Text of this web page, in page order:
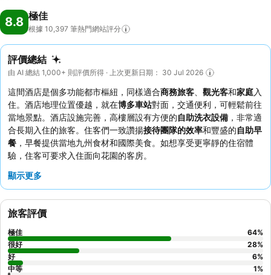
8.8 極佳
根據 10,397 筆熱門網站評分
評價總結
由 AI 總結 1,000+ 則評價所得 · 上次更新日期： 30 Jul 2026
這間酒店是個多功能都市樞紐，同樣適合商務旅客 觀光客和家庭入
住。酒店地理位置優越，就在博多車站對面，交通便利，可輕鬆前往
當地景點。酒店設施完善，高樓層設有方便的自助洗衣設備 ，非常適
合長期入住的旅客。住客們一致讚揚接待團隊的效率和豐盛的自助早
餐 ，早餐提供當地九州食材和國際美食。如想享受更寧靜的住宿體
驗，住客可要求入住面向花園的客房。
顯示更多
旅客評價
極佳 64%
很好
28%
好
6%
中等
1%